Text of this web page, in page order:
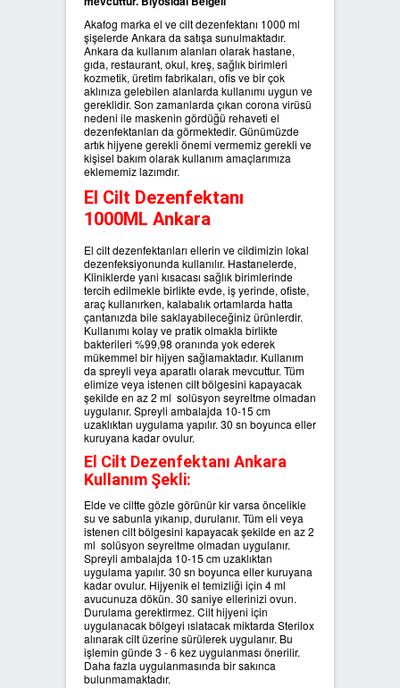
Akafog marka el ve cilt dezenfektanı 1000 ml
şişelerde Ankara da satışa sunulmaktadır.
Ankara da kullanım alanları olarak hastane,
gıda, restaurant, okul, kreş, sağlık birimleri
kozmetik, üretim fabrikaları, ofis ve bir çok
aklınıza gelebilen alanlarda kullanımı uygun ve
gereklidir. Son zamanlarda çıkan corona virüsü
nedeni ile maskenin gördüğü rehaveti el
dezenfektanları da görmektedir. Günümüzde
artık hijyene gerekli önemi vermemiz gerekli ve
kişisel bakım olarak kullanım amaçlarımıza
eklememiz lazımdır.
El Cilt Dezenfektanı
1000ML Ankara
El cilt dezenfektanları ellerin ve cildimizin lokal
dezenfeksiyonunda kullanılır. Hastanelerde,
Kliniklerde yani kısacası sağlık birimlerinde
tercih edilmekle birlikte evde, iş yerinde, ofiste,
araç kullanırken, kalabalık ortamlarda hatta
çantanızda bile saklayabileceğiniz ürünlerdir.
Kullanımı kolay ve pratik olmakla birlikte
bakterileri %99,98 oranında yok ederek
mükemmel bir hijyen sağlamaktadır. Kullanım
da spreyli veya aparatlı olarak mevcuttur. Tüm
elimize veya istenen cilt bölgesini kapayacak
şekilde en az 2 ml solüsyon seyreltme olmadan
uygulanır. Spreyli ambalajda 10-15 cm
uzaklıktan uygulama yapılır. 30 sn boyunca eller
kuruyana kadar ovulur.
El Cilt Dezenfektanı Ankara
Kullanım Şekli:
Elde ve ciltte gözle görünür kir varsa öncelikle
su ve sabunla yıkanıp, durulanır. Tüm eli veya
istenen cilt bölgesini kapayacak şekilde en az 2
ml solüsyon seyreltme olmadan uygulanır.
Spreyli ambalajda 10-15 cm uzaklıktan
uygulama yapılır. 30 sn boyunca eller kuruyana
kadar ovulur. Hijyenik el temizliği için 4 ml
avucunuza dökün. 30 saniye ellerinizi ovun.
Durulama gerektirmez. Cilt hijyeni için
uygulanacak bölgeyi ıslatacak miktarda Sterilox
alınarak cilt üzerine sürülerek uygulanır. Bu
işlemin günde 3 - 6 kez uygulanması önerilir.
Daha fazla uygulanmasında bir sakınca
bulunmamaktadır.